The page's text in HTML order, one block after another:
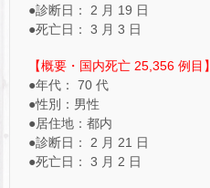
●診断日： 2 月 19 日
●死亡日： 3 月 3 日
【概要・国内死亡 25,356 例目】
●年代： 70 代
●性別：男性
●居住地：都内
●診断日： 2 月 21 日
●死亡日： 3 月 2 日